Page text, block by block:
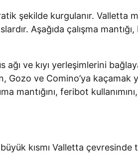
şekilde kurgulanır. Valletta
Aşağıda çalışma
ve kıyı yerleşimlerini
Gozo ve Comino’ya kaçamak
mantığını, feribot
kısmı Valletta çevresinde